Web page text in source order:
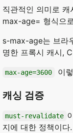
직관적인 의미로
max-age= 형식으
s-max-age는 브라
명한 프록시 캐시,
max-age=3600 이
캐싱 검증
must-revalidate
지에 대한 정책이다.